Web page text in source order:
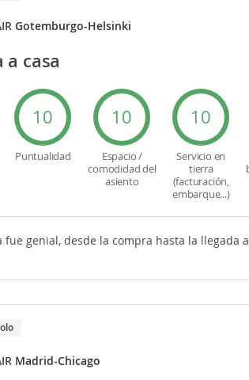
Gotemburgo-Helsinki
a casa
10
Puntualidad
10
Espacio /
comodidad del
asiento
10
Servicio en
tierra
(facturación,
embarque...)
fue genial, desde la compra hasta la llegada
Solo
Madrid-Chicago